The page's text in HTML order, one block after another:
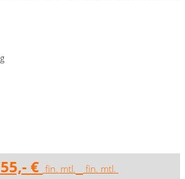
€ fin. mtl. fin. mtl.